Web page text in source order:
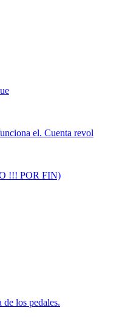
el. Cuenta revol
!!! POR FIN)
los pedales.